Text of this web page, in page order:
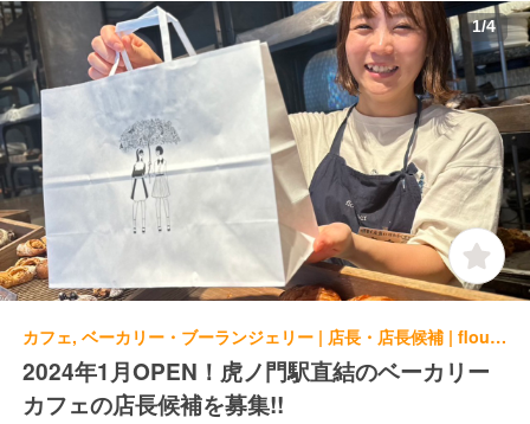
1/4
カフェ, ベーカリー・ブーランジェリー | 店長・店長候補 | flour +water 虎ノ門ヒルズ店
2024年1月OPEN！虎ノ門駅直結のベーカリー
カフェの店長候補を募集!!